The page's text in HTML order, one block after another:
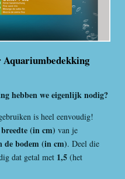
Aquariumbedekking
hebben we eigenlijk nodig?
is heel eenvoudig!
(in cm) van je
de bodem (in cm). Deel die
dat getal met 1,5 (het